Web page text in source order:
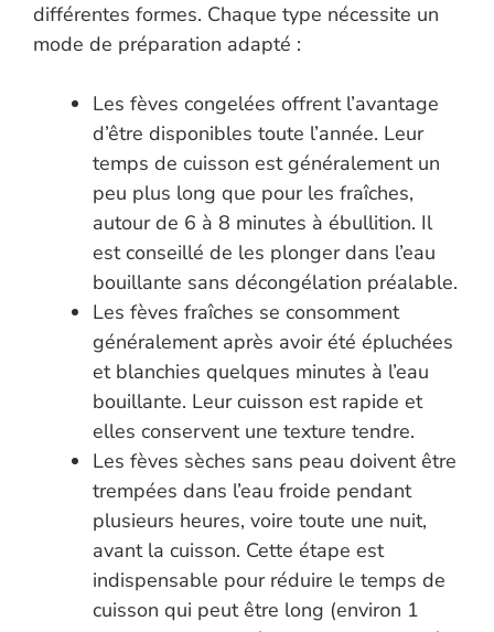
différentes formes. Chaque type nécessite un
mode de préparation adapté :
Les fèves congelées offrent l’avantage
d’être disponibles toute l’année. Leur
temps de cuisson est généralement un
peu plus long que pour les fraîches,
autour de 6 à 8 minutes à ébullition. Il
est conseillé de les plonger dans l’eau
bouillante sans décongélation préalable.
Les fèves fraîches se consomment
généralement après avoir été épluchées
et blanchies quelques minutes à l’eau
bouillante. Leur cuisson est rapide et
elles conservent une texture tendre.
Les fèves sèches sans peau doivent être
trempées dans l’eau froide pendant
plusieurs heures, voire toute une nuit,
avant la cuisson. Cette étape est
indispensable pour réduire le temps de
cuisson qui peut être long (environ 1